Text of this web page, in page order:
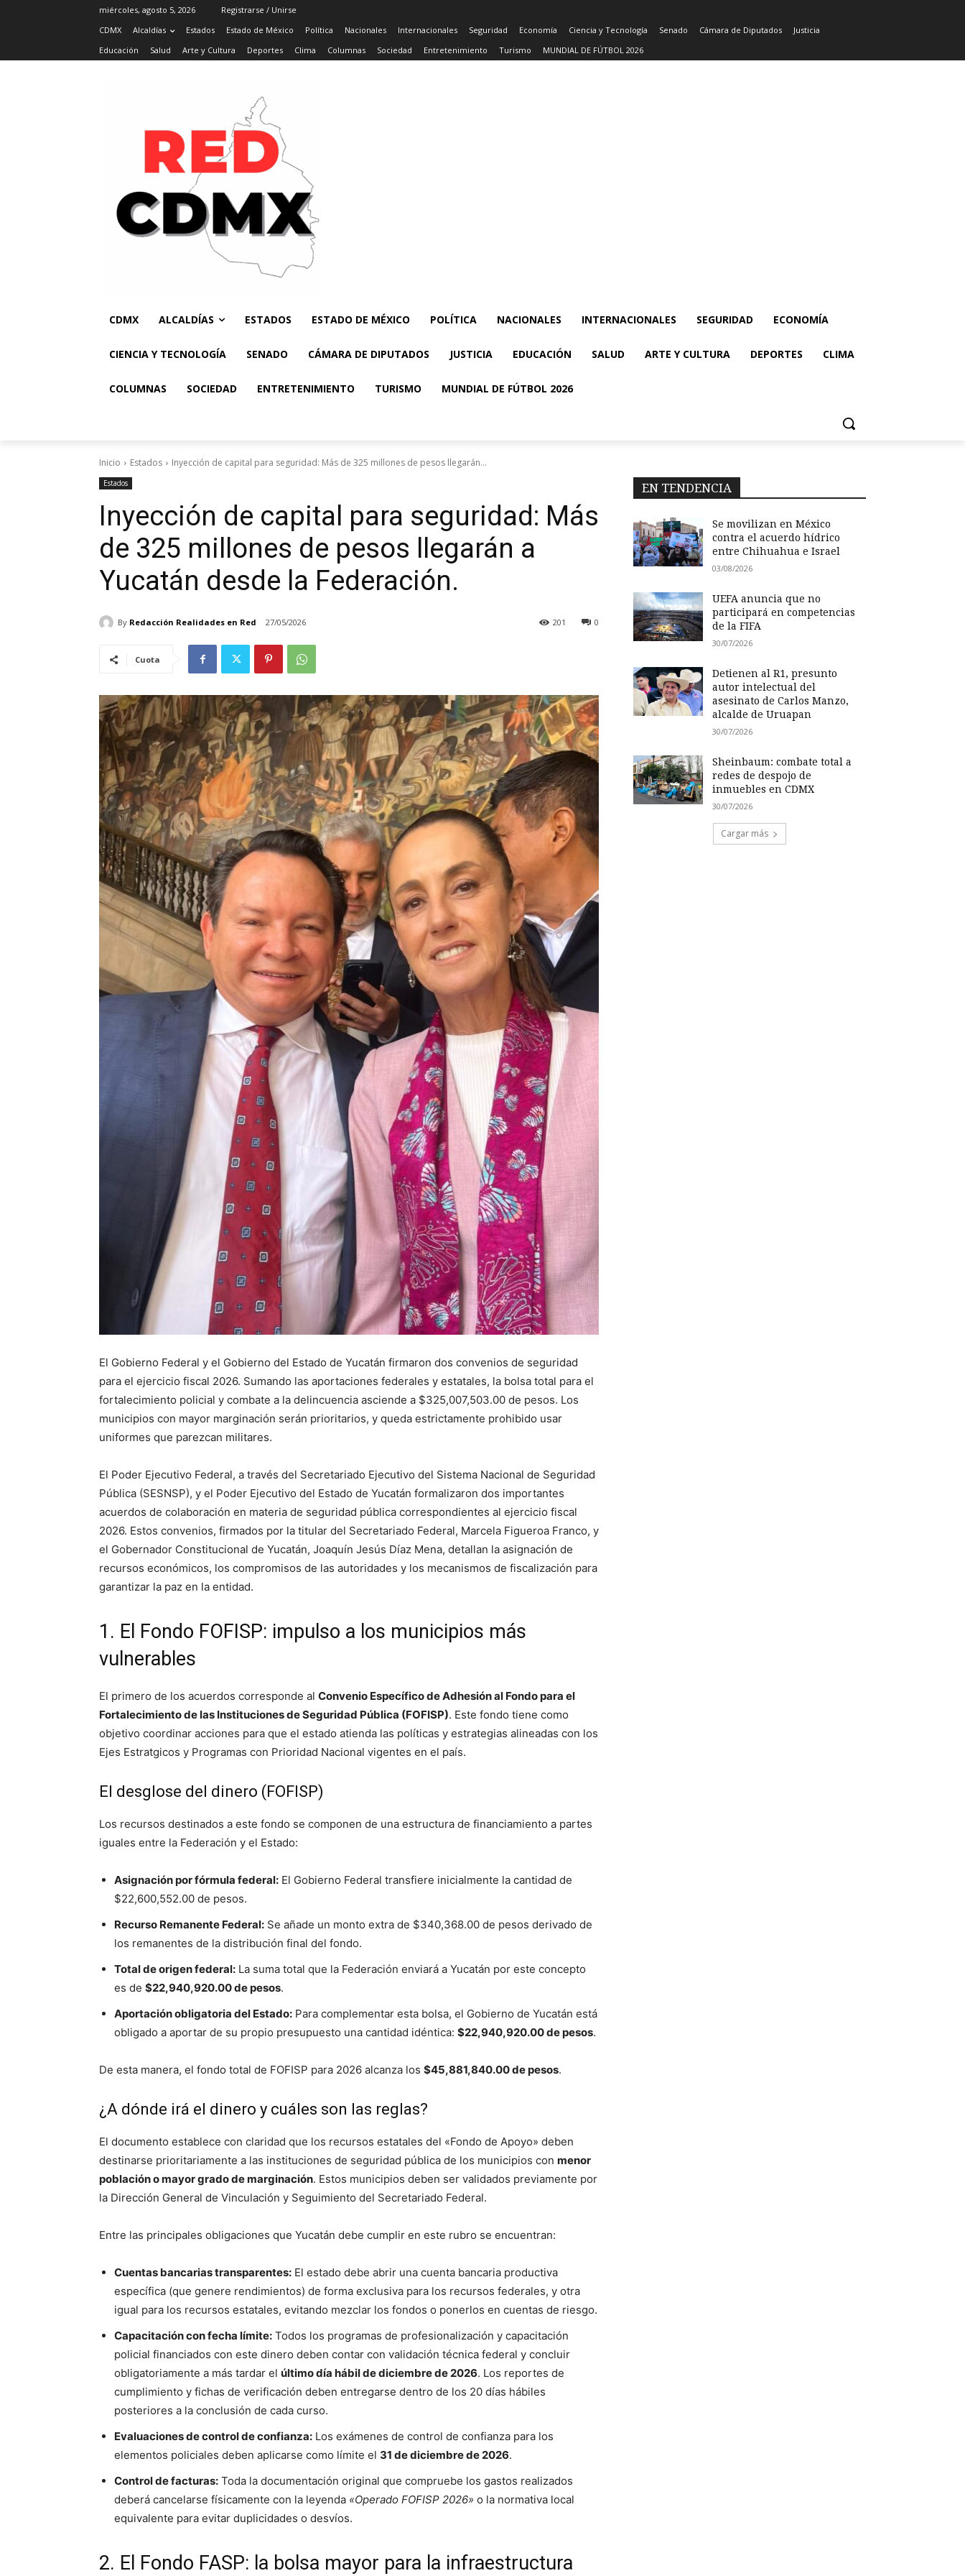
miércoles, agosto 5, 2026
Registrarse / Unirse
CDMX
Alcaldías Estados Estado de México Política Nacionales Internacionales Seguridad Economía Ciencia y Tecnología Senado Cámara de Diputados
Justicia
Educación
Salud Arte y Cultura Deportes Clima Columnas Sociedad Entretenimiento Turismo MUNDIAL DE FÚTBOL 2026
CDMX ALCALDÍAS ESTADOS ESTADO DE MÉXICO POLÍTICA NACIONALES INTERNACIONALES SEGURIDAD ECONOMÍA
CIENCIA Y TECNOLOGÍA SENADO CÁMARA DE DIPUTADOS JUSTICIA EDUCACIÓN SALUD ARTE Y CULTURA DEPORTES CLIMA
COLUMNAS SOCIEDAD ENTRETENIMIENTO TURISMO MUNDIAL DE FÚTBOL 2026
Inicio Estados Inyección de capital para seguridad: Más de 325 millones de pesos llegarán...
Estados
Inyección de capital para seguridad: Más
de 325 millones de pesos llegarán a
Yucatán desde la Federación.
By Redacción Realidades en Red 27/05/2026 0
201
Cuota
El Gobierno Federal y el Gobierno del Estado de Yucatán firmaron dos convenios de seguridad
para el ejercicio fiscal 2026. Sumando las aportaciones federales y estatales, la bolsa total para el
fortalecimiento policial y combate a la delincuencia asciende a $325,007,503.00 de pesos. Los
municipios con mayor marginación serán prioritarios, y queda estrictamente prohibido usar
uniformes que parezcan militares.
El Poder Ejecutivo Federal, a través del Secretariado Ejecutivo del Sistema Nacional de Seguridad
Pública (SESNSP), y el Poder Ejecutivo del Estado de Yucatán formalizaron dos importantes
acuerdos de colaboración en materia de seguridad pública correspondientes al ejercicio fiscal
2026. Estos convenios, firmados por la titular del Secretariado Federal, Marcela Figueroa Franco, y
el Gobernador Constitucional de Yucatán, Joaquín Jesús Díaz Mena, detallan la asignación de
recursos económicos, los compromisos de las autoridades y los mecanismos de fiscalización para
garantizar la paz en la entidad.
1. El Fondo FOFISP: impulso a los municipios más
vulnerables
El primero de los acuerdos corresponde al Convenio Específico de Adhesión al Fondo para el
Fortalecimiento de las Instituciones de Seguridad Pública (FOFISP). Este fondo tiene como
objetivo coordinar acciones para que el estado atienda las políticas y estrategias alineadas con los
Ejes Estratgicos y Programas con Prioridad Nacional vigentes en el país.
El desglose del dinero (FOFISP)
Los recursos destinados a este fondo se componen de una estructura de financiamiento a partes
iguales entre la Federación y el Estado:
Asignación por fórmula federal: El Gobierno Federal transfiere inicialmente la cantidad de
$22,600,552.00 de pesos.
Recurso Remanente Federal: Se añade un monto extra de $340,368.00 de pesos derivado de
los remanentes de la distribución final del fondo.
Total de origen federal: La suma total que la Federación enviará a Yucatán por este concepto
es de $22,940,920.00 de pesos.
Aportación obligatoria del Estado: Para complementar esta bolsa, el Gobierno de Yucatán está
obligado a aportar de su propio presupuesto una cantidad idéntica: $22,940,920.00 de pesos.
De esta manera, el fondo total de FOFISP para 2026 alcanza los $45,881,840.00 de pesos.
¿A dónde irá el dinero y cuáles son las reglas?
El documento establece con claridad que los recursos estatales del «Fondo de Apoyo» deben
destinarse prioritariamente a las instituciones de seguridad pública de los municipios con menor
población o mayor grado de marginación. Estos municipios deben ser validados previamente por
la Dirección General de Vinculación y Seguimiento del Secretariado Federal.
Entre las principales obligaciones que Yucatán debe cumplir en este rubro se encuentran:
Cuentas bancarias transparentes: El estado debe abrir una cuenta bancaria productiva
específica (que genere rendimientos) de forma exclusiva para los recursos federales, y otra
igual para los recursos estatales, evitando mezclar los fondos o ponerlos en cuentas de riesgo.
Capacitación con fecha límite: Todos los programas de profesionalización y capacitación
policial financiados con este dinero deben contar con validación técnica federal y concluir
obligatoriamente a más tardar el último día hábil de diciembre de 2026. Los reportes de
cumplimiento y fichas de verificación deben entregarse dentro de los 20 días hábiles
posteriores a la conclusión de cada curso.
Evaluaciones de control de confianza: Los exámenes de control de confianza para los
elementos policiales deben aplicarse como límite el 31 de diciembre de 2026.
Control de facturas: Toda la documentación original que compruebe los gastos realizados
deberá cancelarse físicamente con la leyenda «Operado FOFISP 2026» o la normativa local
equivalente para evitar duplicidades o desvíos.
2. El Fondo FASP: la bolsa mayor para la infraestructura
EN TENDENCIA
Se movilizan en México
contra el acuerdo hídrico
entre Chihuahua e Israel
03/08/2026
UEFA anuncia que no
participará en competencias
de la FIFA
30/07/2026
Detienen al R1, presunto
autor intelectual del
asesinato de Carlos Manzo,
alcalde de Uruapan
30/07/2026
Sheinbaum: combate total a
redes de despojo de
inmuebles en CDMX
30/07/2026
Cargar más